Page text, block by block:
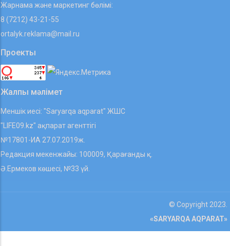
Жарнама және маркетинг бөлімі:
8 (7212) 43-21-55
ortalyk.reklama@mail.ru
Проекты
Жалпы мәлімет
Меншік иесі: "Saryarqa aqparat" ЖШС
"LIFE09.kz" ақпарат агенттігі
№17801-ИА 27.07.2019ж.
Редакция мекенжайы: 100009, Қарағанды қ.
Ә.Ермеков көшесі, №33 үй.
© Copyright 2023.
«SARYARQA AQPARAT»